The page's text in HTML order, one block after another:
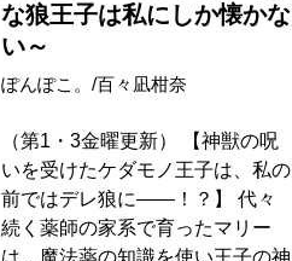
な狼王子は私にしか懐かな
い～
ぽんぽこ。/百々凪柑奈
（第1・3金曜更新） 【神獣の呪
いを受けたケダモノ王子は、私の
前ではデレ狼に――！？】 代々
続く薬師の家系で育ったマリー
は、魔法薬の知識を使い王子の神